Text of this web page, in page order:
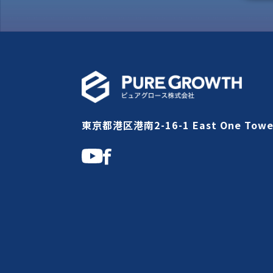
東京都港区港南2-16-1 East One